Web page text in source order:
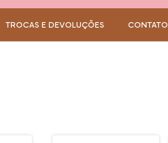
TROCAS E DEVOLUÇÕES CONTATO